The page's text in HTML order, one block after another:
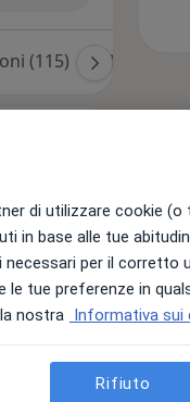
(115) Risposte
in
di utilizzare cookie (o
base alle tue
per il corretto
le tue preferenze in
nostra Informativa sui
Rifiuto